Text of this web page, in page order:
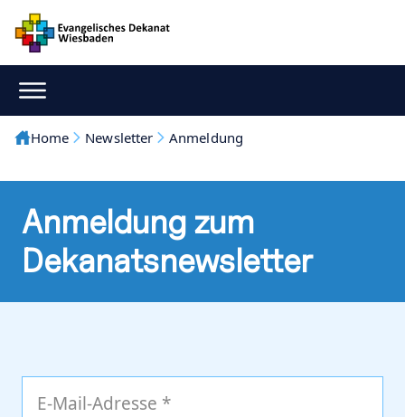
Home Newsletter Anmeldung
Anmeldung zum
Dekanatsnewsletter
E-Mail-Adresse *